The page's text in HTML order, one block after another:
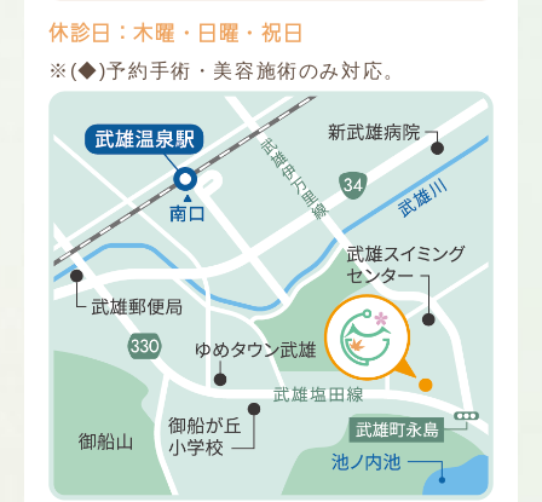
休診日：木曜・日曜・祝日
※(◆)予約手術・美容施術のみ対応。